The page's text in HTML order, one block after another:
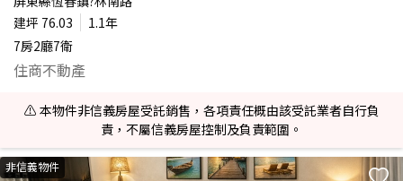
建坪 76.03
1.1年
7房2廳7衛
住商不動產
⚠️ 本物件非信義房屋受託銷售，各項責任概由該受託業者自行負
責，不屬信義房屋控制及負責範圍。
非信義物件